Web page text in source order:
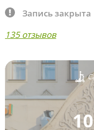
Запись закрыта
135 отзывов